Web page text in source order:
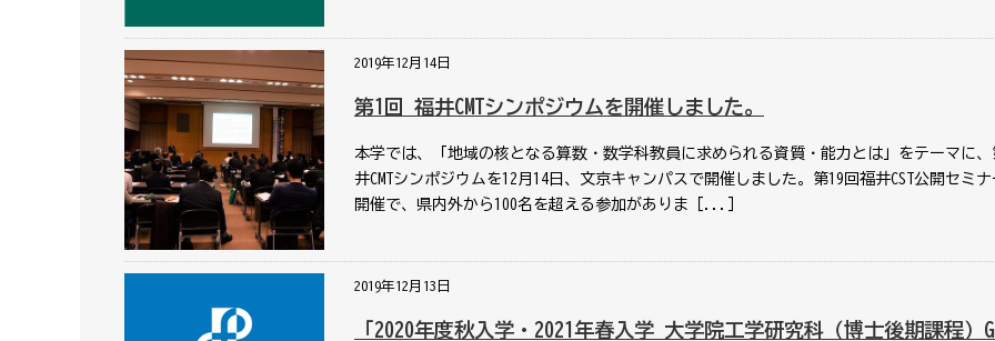
2019年12月14日
第1回 福井CMTシンポジウムを開催しました。
本学では、「地域の核となる算数・数学科教員に求められる資質・能力とは」をテーマに
井CMTシンポジウムを12月14日、文京キャンパスで開催しました。第19回福井CST公開セミ
開催で、県内外から100名を超える参加がありま［...］
2019年12月13日
「2020年度秋入学・2021年春入学 大学院工学研究科（博士後期課程）